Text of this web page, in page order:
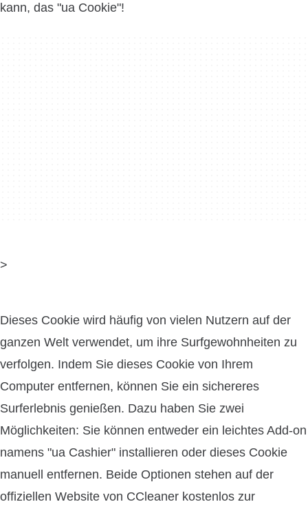
kann, das "ua Cookie"!
>
Dieses Cookie wird häufig von vielen Nutzern auf der
ganzen Welt verwendet, um ihre Surfgewohnheiten zu
verfolgen. Indem Sie dieses Cookie von Ihrem
Computer entfernen, können Sie ein sichereres
Surferlebnis genießen. Dazu haben Sie zwei
Möglichkeiten: Sie können entweder ein leichtes Add-on
namens "ua Cashier" installieren oder dieses Cookie
manuell entfernen. Beide Optionen stehen auf der
offiziellen Website von CCleaner kostenlos zur